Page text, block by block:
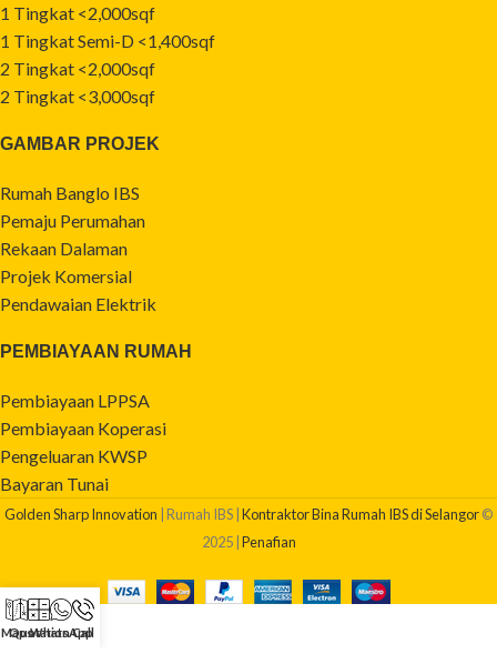
1 Tingkat <2,000sqf
1 Tingkat Semi-D <1,400sqf
2 Tingkat <2,000sqf
2 Tingkat <3,000sqf
GAMBAR PROJEK
Rumah Banglo IBS
Pemaju Perumahan
Rekaan Dalaman
Projek Komersial
Pendawaian Elektrik
PEMBIAYAAN RUMAH
Pembiayaan LPPSA
Pembiayaan Koperasi
Pengeluaran KWSP
Bayaran Tunai
Golden Sharp Innovation | Rumah IBS |Kontraktor Bina Rumah IBS di Selangor©
2025 |Penafian
Maps
Quotation
WhatsApp
Call